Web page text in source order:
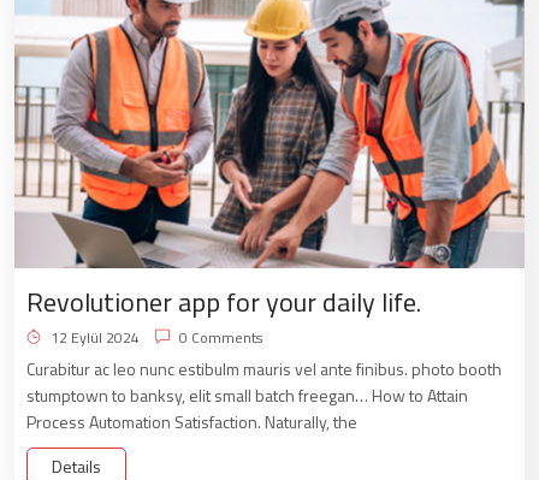
Revolutioner app for your daily life.
12 Eylül 2024 0 Comments
Curabitur ac leo nunc estibulm mauris vel ante finibus. photo booth
stumptown to banksy, elit small batch freegan… How to Attain
Process Automation Satisfaction. Naturally, the
Details